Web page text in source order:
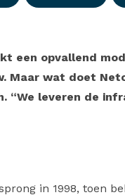
een opvallend
Maar wat doet
“We leveren de
in 1998, toen